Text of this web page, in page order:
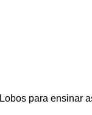
para ensinar